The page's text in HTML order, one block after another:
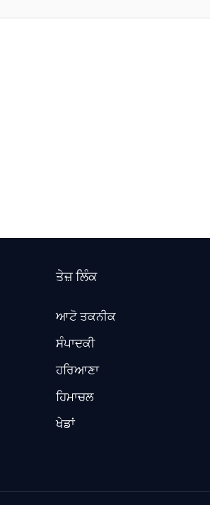
ਤੇਜ਼ ਲਿੰਕ
ਆਟੋ ਤਕਨੀਕ
ਸੰਪਾਦਕੀ
ਹਰਿਆਣਾ
ਹਿਮਾਚਲ
ਖੇਡਾਂ